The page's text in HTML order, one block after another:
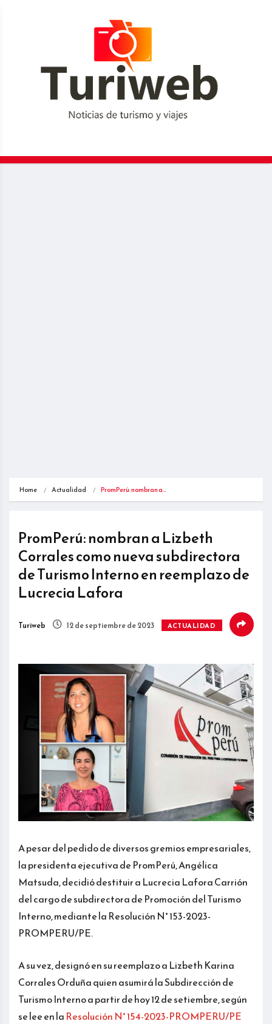
Home Actualidad PromPerú: nombran a…
PromPerú: nombran a Lizbeth
Corrales como nueva subdirectora
de Turismo Interno en reemplazo de
Lucrecia Lafora
Turiweb 12 de septiembre de 2023 ACTUALIDAD
A pesar del pedido de diversos gremios empresariales,
la presidenta ejecutiva de PromPerú, Angélica
Matsuda, decidió destituir a Lucrecia Lafora Carrión
del cargo de subdirectora de Promoción del Turismo
Interno, mediante la Resolución N° 153-2023-
PROMPERU/PE.
A su vez, designó en su reemplazo a Lizbeth Karina
Corrales Orduña quien asumirá la Subdirección de
Turismo Interno a partir de hoy 12 de setiembre, según
se lee en la Resolución N° 154-2023-PROMPERU/PE